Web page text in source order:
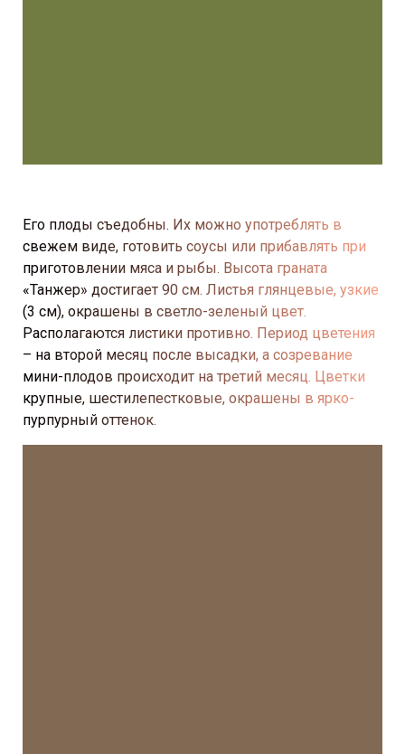
Его плоды съедобны. Их можно употреблять в
свежем виде, готовить соусы или прибавлять при
приготовлении мяса и рыбы. Высота граната
«Танжер» достигает 90 см. Листья глянцевые, узкие
(3 см), окрашены в светло-зеленый цвет.
Располагаются листики противно. Период цветения
– на второй месяц после высадки, а созревание
мини-плодов происходит на третий месяц. Цветки
крупные, шестилепестковые, окрашены в ярко-
пурпурный оттенок.